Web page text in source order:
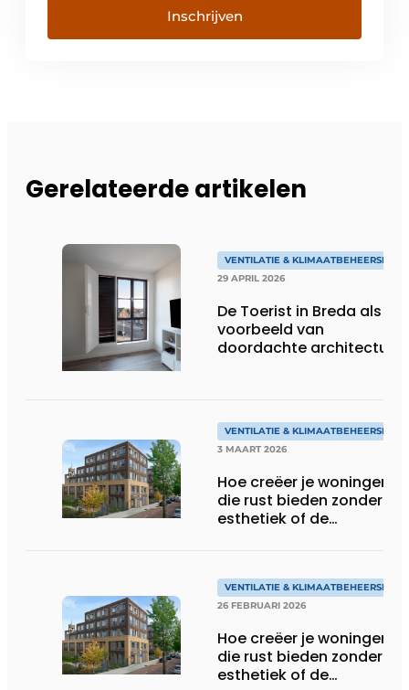
Inschrijven
Gerelateerde artikelen
VENTILATIE & KLIMAATBEHEERSING
29 APRIL 2026
De Toerist in Breda als
voorbeeld van
doordachte architectuur
VENTILATIE & KLIMAATBEHEERSING
3 MAART 2026
Hoe creëer je woningen
die rust bieden zonder de
esthetiek of de
VENTILATIE & KLIMAATBEHEERSING
26 FEBRUARI 2026
Hoe creëer je woningen
die rust bieden zonder de
esthetiek of de